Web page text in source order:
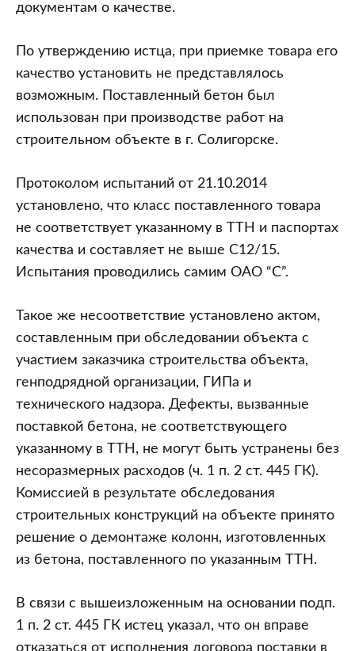
документам о качестве.
По утверждению истца, при приемке товара его
качество установить не представлялось
возможным. Поставленный бетон был
использован при производстве работ на
строительном объекте в г. Солигорске.
Протоколом испытаний от 21.10.2014
установлено, что класс поставленного товара
не соответствует указанному в ТТН и паспортах
качества и составляет не выше С12/15.
Испытания проводились самим ОАО “С”.
Такое же несоответствие установлено актом,
составленным при обследовании объекта с
участием заказчика строительства объекта,
генподрядной организации, ГИПа и
технического надзора. Дефекты, вызванные
поставкой бетона, не соответствующего
указанному в ТТН, не могут быть устранены без
несоразмерных расходов (ч. 1 п. 2 ст. 445 ГК).
Комиссией в результате обследования
строительных конструкций на объекте принято
решение о демонтаже колонн, изготовленных
из бетона, поставленного по указанным ТТН.
В связи с вышеизложенным на основании подп.
1 п. 2 ст. 445 ГК истец указал, что он вправе
отказаться от исполнения договора поставки в